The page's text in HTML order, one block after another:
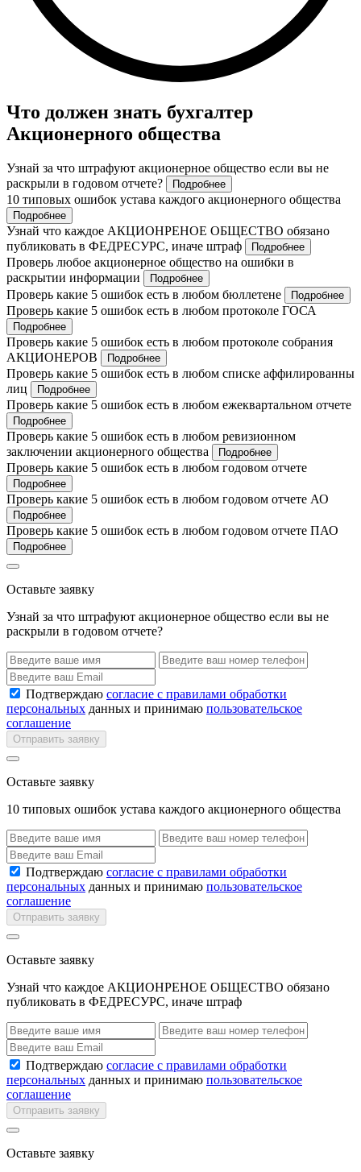
Что должен знать бухгалтер
Акционерного общества
Узнай за что штрафуют акционерное общество если вы не
раскрыли в годовом отчете?
Подробнее
10 типовых ошибок устава каждого акционерного общества
Подробнее
Узнай что каждое АКЦИОНРЕНОЕ ОБЩЕСТВО обязано
публиковать в ФЕДРЕСУРС, иначе штраф
Подробнее
Проверь любое акционерное общество на ошибки в
раскрытии информации
Подробнее
Проверь какие 5 ошибок есть в любом бюллетене Подробнее
Проверь какие 5 ошибок есть в любом протоколе ГОСА
Подробнее
Проверь какие 5 ошибок есть в любом протоколе собрания
АКЦИОНЕРОВ
Подробнее
Проверь какие 5 ошибок есть в любом списке аффилированны
лиц
Подробнее
Проверь какие 5 ошибок есть в любом ежеквартальном отчете
Подробнее
Проверь какие 5 ошибок есть в любом ревизионном
заключении акционерного общества
Подробнее
Проверь какие 5 ошибок есть в любом годовом отчете
Подробнее
Проверь какие 5 ошибок есть в любом годовом отчете АО
Подробнее
Проверь какие 5 ошибок есть в любом годовом отчете ПАО
Подробнее
Оставьте заявку
Узнай за что штрафуют акционерное общество если вы не
раскрыли в годовом отчете?
Подтверждаю согласие с правилами обработки
персональных данных и принимаю пользовательское
соглашение
Отправить заявку
Оставьте заявку
10 типовых ошибок устава каждого акционерного общества
Подтверждаю согласие с правилами обработки
персональных данных и принимаю пользовательское
соглашение
Отправить заявку
Оставьте заявку
Узнай что каждое АКЦИОНРЕНОЕ ОБЩЕСТВО обязано
публиковать в ФЕДРЕСУРС, иначе штраф
Подтверждаю согласие с правилами обработки
персональных данных и принимаю пользовательское
соглашение
Отправить заявку
Оставьте заявку